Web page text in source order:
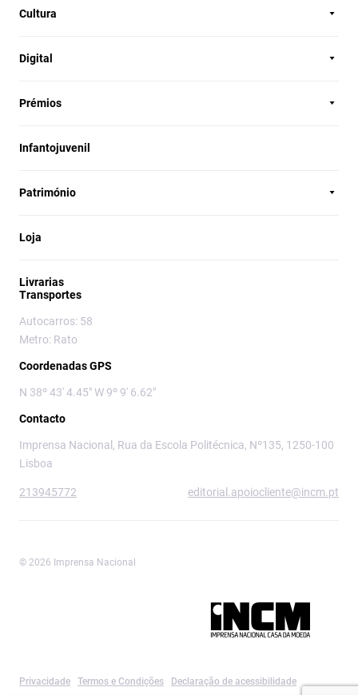
Cultura
Digital
Prémios
Infantojuvenil
Património
Loja
Livrarias
Transportes
Autocarros: 58
Metro: Rato
Coordenadas GPS
N 38º 43' 4.45" W 9º 9' 6.62"
Contacto
Imprensa Nacional, Rua da Escola Politécnica, Nº135, 1250-100
Lisboa
213945772 editorial.apoiocliente@incm.pt
© 2026 Imprensa Nacional
Privacidade Termos e Condições Declaração de acessibilidade